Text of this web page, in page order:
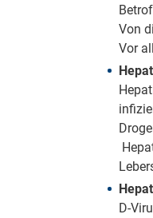
Von
Vor
D-